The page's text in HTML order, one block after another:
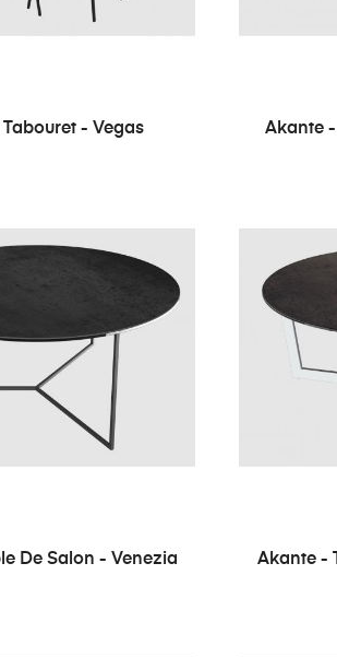
- Vegas Akante
De Salon - Venezia Akante -